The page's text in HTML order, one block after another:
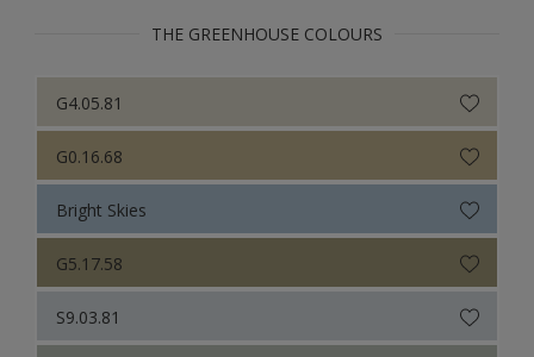
Sikkens Colour Futures 2018
THE GREENHOUSE COLOURS
G4.05.81
G0.16.68
Bright Skies
G5.17.58
S9.03.81